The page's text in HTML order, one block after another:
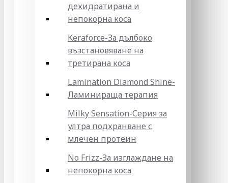
дехидратирана и
непокорна коса
Keraforce-За дълбоко
възстановяване на
третирана коса
Lamination Diamond Shine-
Ламинираща терапия
Milky Sensation-Серия за
ултра подхранване с
млечен протеин
No Frizz-За изглаждане на
непокорна коса